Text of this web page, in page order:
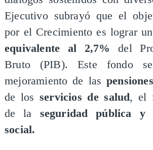
Ejecutivo subrayó que el
por el Crecimiento es lograr
equivalente al 2,7%
del
Bruto (PIB). Este fondo
mejoramiento de laspensiones
de losservicios de salud, el
de la seguridad pública y
social.